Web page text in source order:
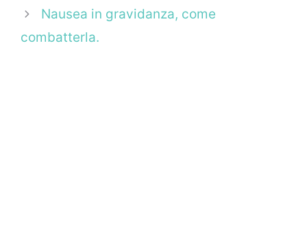
Nausea in gravidanza, come
combatterla.